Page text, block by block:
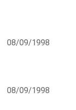
08/09/1998
08/09/1998